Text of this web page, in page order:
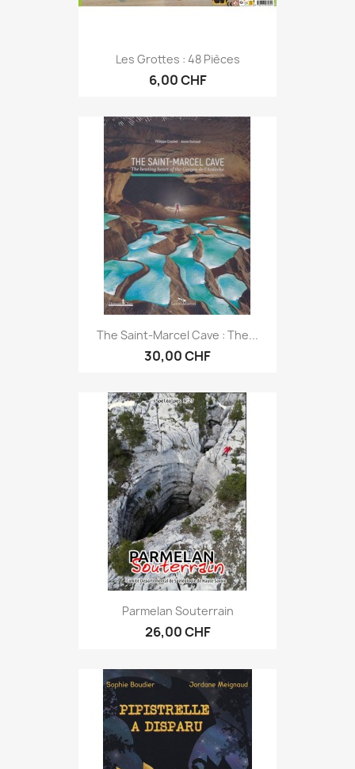
Les Grottes : 48 Pièces
6,00 CHF
The Saint-Marcel Cave : The...
30,00 CHF
Parmelan Souterrain
26,00 CHF